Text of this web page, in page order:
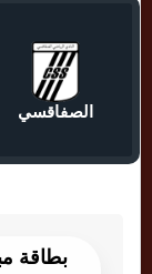
الصفاقسي